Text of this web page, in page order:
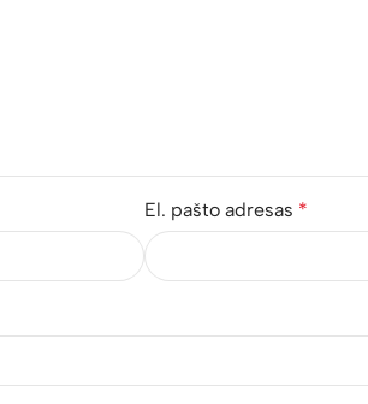
El. pašto adresas *